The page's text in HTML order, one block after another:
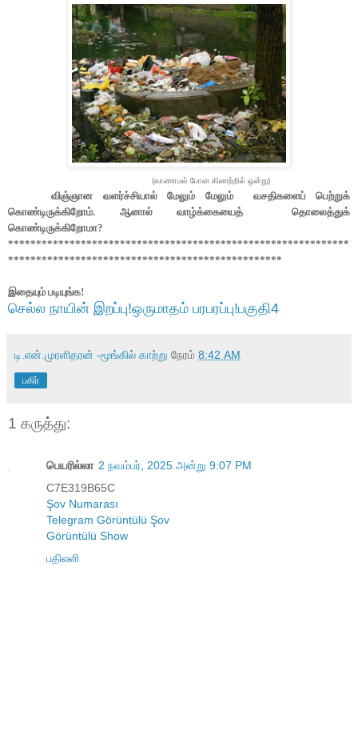
(காணாமல் போன கிணற்றில் ஒன்று)
விஞ்ஞான வளர்ச்சியால் மேலும் மேலும் வசதிகளைப் பெற்றுக்
கொண்டிருக்கிறோம். ஆனால் வாழ்க்கையைத் தொலைத்துக்
கொண்டிருக்கிறோமா?
*************************************************************
*************************************************
இதையும் படியுங்க!
செல்ல நாயின் இறப்பு!ஒருமாதம் பரபரப்பு!பகுதி4
டி.என்.முரளிதரன் -மூங்கில் காற்று நேரம் 8:42 AM
பகிர்
1 கருத்து:
பெயரில்லா 2 நவம்பர், 2025 அன்று 9:07 PM
C7E319B65C
Şov Numarası
Telegram Görüntülü Şov
Görüntülü Show
பதிலளி